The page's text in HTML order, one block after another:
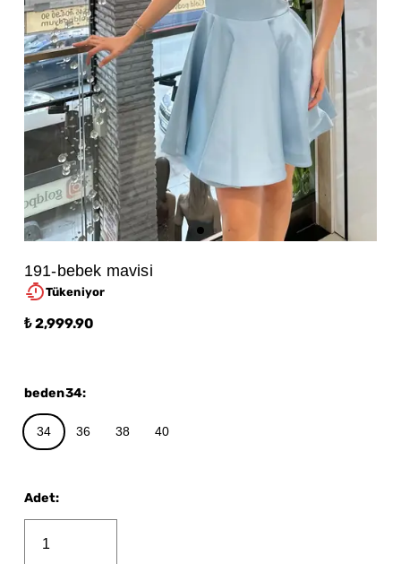
191-bebek mavisi
Tükeniyor
₺ 2,999.90
beden34:
34 36 38 40
Adet: